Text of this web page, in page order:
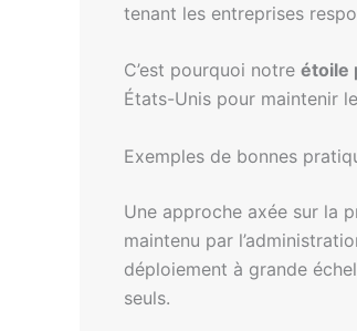
tenant les entreprises
C’est pourquoi notre étoile
États-Unis pour maintenir
Exemples de bonnes
Une approche axée sur la
maintenu par
déploiement à grande
seuls.